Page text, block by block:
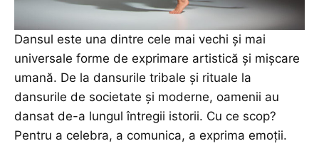
Dansul este una dintre cele mai vechi și mai
universale forme de exprimare artistică și mișcare
umană. De la dansurile tribale și rituale la
dansurile de societate și moderne, oamenii au
dansat de-a lungul întregii istorii. Cu ce scop?
Pentru a celebra, a comunica, a exprima emoții.